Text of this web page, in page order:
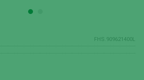
FHS.909621400L